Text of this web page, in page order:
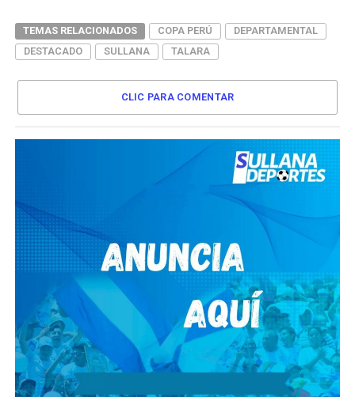
TEMAS RELACIONADOS COPA PERÚ
DEPARTAMENTAL
DESTACADO
SULLANA TALARA
CLIC PARA COMENTAR